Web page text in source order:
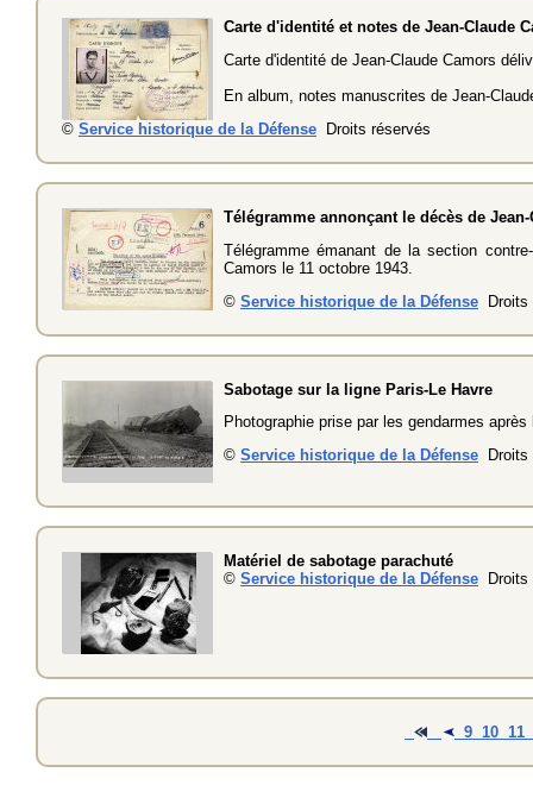
Carte d'identité et notes de Jean-Claude
Carte d'identité de Jean-Claude Camors
En album, notes manuscrites de Jean-
© Service historique de la Défense Droits réservés
Télégramme annonçant le décès de
Télégramme émanant de la section
Camors le 11 octobre 1943.
© Service historique de la Défense Droits
Sabotage sur la ligne Paris-Le Havre
Photographie prise par les gendarmes
© Service historique de la Défense Droits
Matériel de sabotage parachuté
© Service historique de la Défense Droits
9 10 11